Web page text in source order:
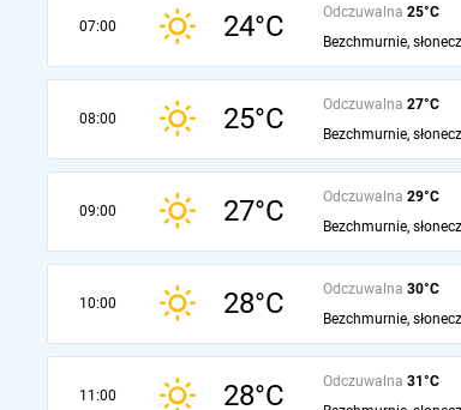
07:00 24°C Odczuwalna 25°C
Bezchmurnie,
08:00 25°C Odczuwalna 27°C
Bezchmurnie,
09:00 27°C Odczuwalna 29°C
Bezchmurnie,
10:00 28°C Odczuwalna 30°C
Bezchmurnie,
11:00 28°C Odczuwalna 31°C